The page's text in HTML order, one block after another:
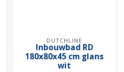
DUTCHLINE
Inbouwbad RD
180x80x45 cm glans
wit